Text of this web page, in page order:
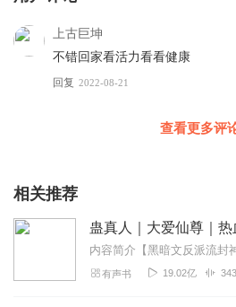
上古巨坤
不错回家看活力看看健康
回复 2022-08-21
查看更多评
相关推荐
有声书 19.02亿